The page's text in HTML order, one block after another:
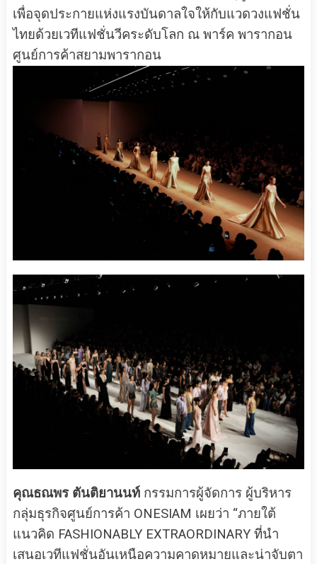
เพื่อจุดประกายแห่งแรงบันดาลใจให้กับแวดวงแฟชั่น
ไทยด้วยเวทีแฟชั่นวีคระดับโลก ณ พาร์ค พารากอน
ศูนย์การค้าสยามพารากอน
คุณธณพร ตันติยานนท์กรรมการผู้จัดการ ผู้บริหาร
กลุ่มธุรกิจศูนย์การค้า ONESIAM เผยว่า “ภายใต้
แนวคิด FASHIONABLY EXTRAORDINARY ที่นำ
เสนอเวทีแฟชั่นอันเหนือความคาดหมายและน่าจับตา